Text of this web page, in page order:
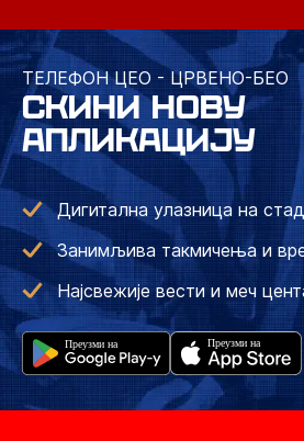
ТЕЛЕФОН ЦЕО - ЦРВЕНО-БЕО
СКИНИ НОВУ
АПЛИКАЦИЈУ
Дигитална улазница на
Занимљива такмичења и
Најсвежије вести и меч